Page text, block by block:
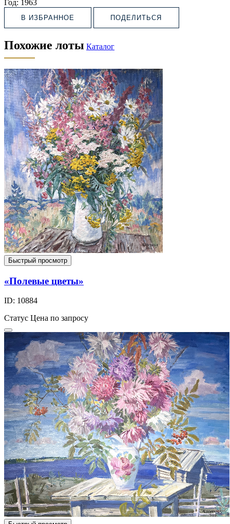
Год: 1963
В ИЗБРАННОЕ ПОДЕЛИТЬСЯ
Похожие лоты Каталог
Быстрый просмотр
«Полевые цветы»
ID: 10884
Статус Цена по запросу